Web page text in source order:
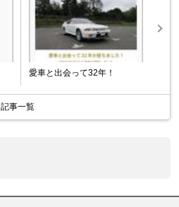
愛車と出会って32年！
記事一覧